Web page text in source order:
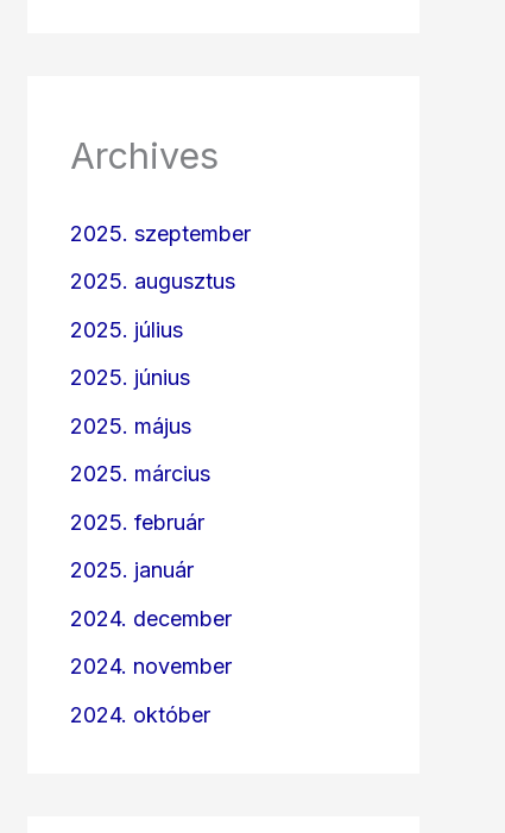
Archives
2025. szeptember
2025. augusztus
2025. július
2025. június
2025. május
2025. március
2025. február
2025. január
2024. december
2024. november
2024. október